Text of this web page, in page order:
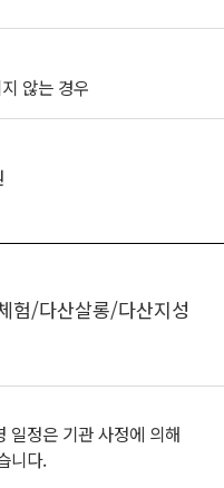
않는 경우
험/다산살롱/다산지성
일정은 기관 사정에 의해
니다.